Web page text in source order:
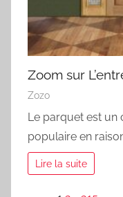
Zoom sur
Zozo
Le parquet est un
populaire en
Lire la suite